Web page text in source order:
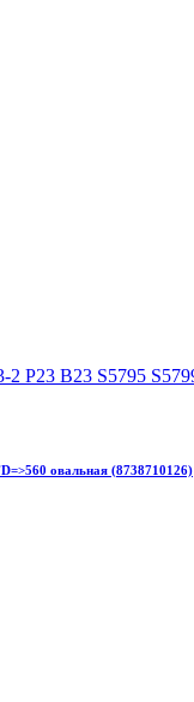
овальная (8738710126)